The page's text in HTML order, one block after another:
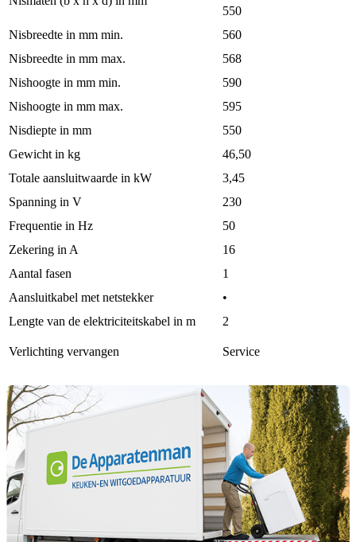
550
Nisbreedte in mm min.
560
Nisbreedte in mm max.
568
Nishoogte in mm min.
590
Nishoogte in mm max.
595
Nisdiepte in mm
550
Gewicht in kg
46,50
Totale aansluitwaarde in kW
3,45
Spanning in V
230
Frequentie in Hz
50
Zekering in A
16
Aantal fasen
1
Aansluitkabel met netstekker
•
Lengte van de elektriciteitskabel in m
2
Verlichting vervangen Service